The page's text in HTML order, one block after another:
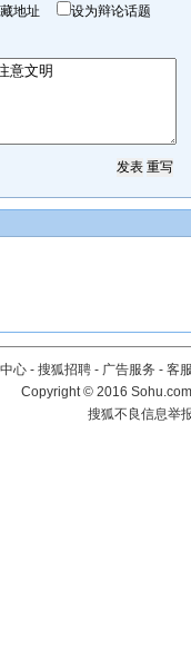
地址 设为辩论话题
心 - 搜狐招聘 - 广告服务 - 客
Copyright©2016
搜狐不良信息举